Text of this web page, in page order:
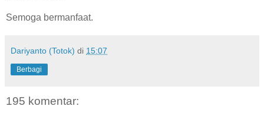
Semoga bermanfaat.
Dariyanto (Totok) di 15:07
Berbagi
195 komentar: